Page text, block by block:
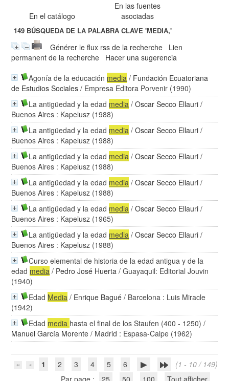
En el catálogo
En las fuentes
asociadas
149 BÚSQUEDA DE LA PALABRA CLAVE'MEDIA,'
Générer le flux rss de la recherche
Lien
permanent de la recherche
Hacer una sugerencia
Agonía de la educación media / Fundación Ecuatoriana
de Estudios Sociales / Empresa Editora Porvenir (1990)
La antigüedad y la edad media /Oscar Secco Ellauri /
Buenos Aires : Kapelusz (1988)
La antigüedad y la edad media /Oscar Secco Ellauri /
Buenos Aires : Kapelusz (1988)
La antigüedad y la edad media /Oscar Secco Ellauri /
Buenos Aires : Kapelusz (1988)
La antigüedad y la edad media /Oscar Secco Ellauri /
Buenos Aires : Kapelusz (1988)
La antigüedad y la edad media /Oscar Secco Ellauri /
Buenos Aires : Kapelusz (1965)
La antigüedad y la edad media /Oscar Secco Ellauri /
Buenos Aires : Kapelusz (1988)
Curso elemental de historia de la edad antigua y de la
edad media / Pedro José Huerta / Guayaquil: Editorial Jouvin
(1940)
Edad Media / Enrique Bagué / Barcelona : Luis Miracle
(1942)
Edad media hasta el final de los Staufen (400 - 1250) /
Manuel García Morente / Madrid : Espasa-Calpe (1962)
1 2 3 4 5 6
(1 - 10 / 149)
Par page :
25 50 100 Tout afficher